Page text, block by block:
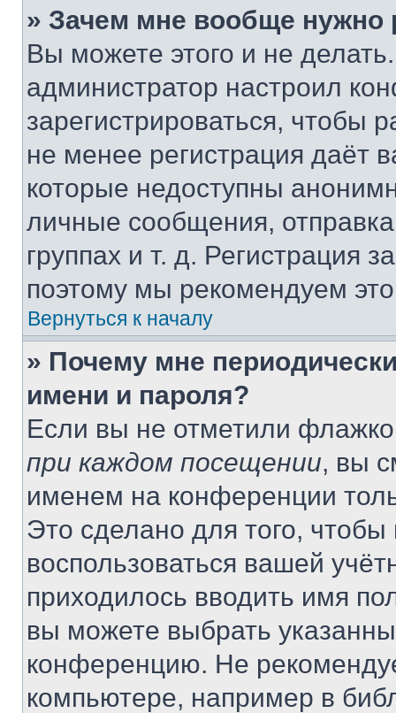
» Зачем мне вообще нужно
Вы можете этого и не
администратор настроил
зарегистрироваться, чтобы
не менее регистрация даёт
которые недоступны
личные сообщения,
группах и т. д. Регистрация
поэтому мы рекомендуем
Вернуться к началу
» Почему мне
имени и пароля?
Если вы не отметили
при каждом посещении, вы
именем на конференции
Это сделано для того, чтобы
воспользоваться вашей
приходилось вводить имя
вы можете выбрать
конференцию. Не
компьютере, например в